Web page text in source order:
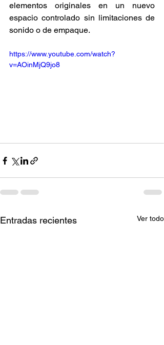
elementos originales en un nuevo
espacio controlado sin limitaciones de
sonido o de empaque.
https://www.youtube.com/watch?
v=AOinMjQ9jo8
Entradas recientes Ver todo